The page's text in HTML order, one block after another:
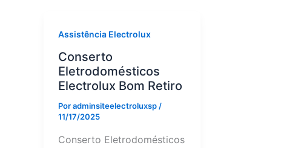
Assistência Electrolux
Conserto
Eletrodomésticos
Electrolux Bom Retiro
Poradminsiteelectroluxsp /
11/17/2025
Conserto Eletrodomésticos